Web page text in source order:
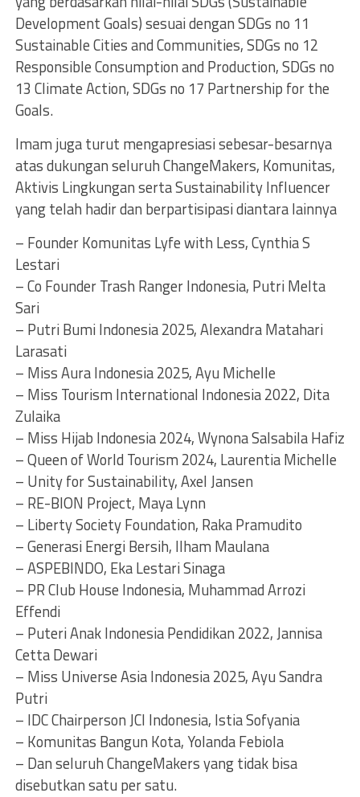
Development Goals) sesuai dengan SDGs no 11
Sustainable Cities and Communities, SDGs no 12
Responsible Consumption and Production, SDGs no
13 Climate Action, SDGs no 17 Partnership for the
Goals.
Imam juga turut mengapresiasi sebesar-besarnya
atas dukungan seluruh ChangeMakers, Komunitas,
Aktivis Lingkungan serta Sustainability Influencer
yang telah hadir dan berpartisipasi diantara lainnya
– Founder Komunitas Lyfe with Less, Cynthia S
Lestari
– Co Founder Trash Ranger Indonesia, Putri Melta
Sari
– Putri Bumi Indonesia 2025, Alexandra Matahari
Larasati
– Miss Aura Indonesia 2025, Ayu Michelle
– Miss Tourism International Indonesia 2022, Dita
Zulaika
– Miss Hijab Indonesia 2024, Wynona Salsabila Hafiz
– Queen of World Tourism 2024, Laurentia Michelle
– Unity for Sustainability, Axel Jansen
– RE-BION Project, Maya Lynn
– Liberty Society Foundation, Raka Pramudito
– Generasi Energi Bersih, Ilham Maulana
– ASPEBINDO, Eka Lestari Sinaga
– PR Club House Indonesia, Muhammad Arrozi
Effendi
– Puteri Anak Indonesia Pendidikan 2022, Jannisa
Cetta Dewari
– Miss Universe Asia Indonesia 2025, Ayu Sandra
Putri
– IDC Chairperson JCI Indonesia, Istia Sofyania
– Komunitas Bangun Kota, Yolanda Febiola
– Dan seluruh ChangeMakers yang tidak bisa
disebutkan satu per satu.